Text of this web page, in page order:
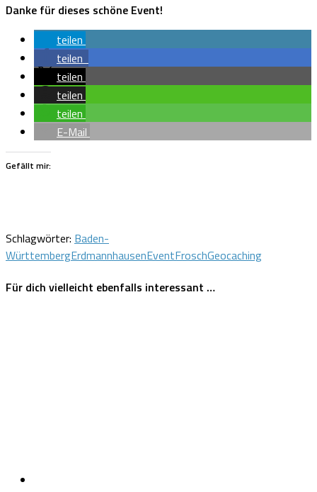
Danke für dieses schöne Event!
teilen
teilen
teilen
teilen
teilen
E-Mail
Gefällt mir:
Schlagwörter: Baden-
WürttembergErdmannhausenEventFroschGeocaching
Für dich vielleicht ebenfalls interessant …